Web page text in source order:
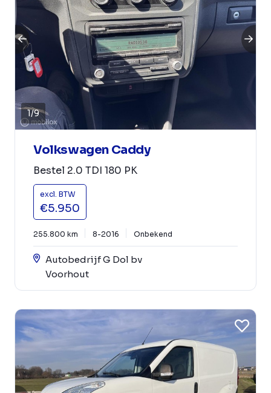
1/9
Volkswagen Caddy
Bestel 2.0 TDI 180 PK
excl. BTW
€5.950
255.800 km 8-2016 Onbekend
Autobedrijf G Dol bv
Voorhout